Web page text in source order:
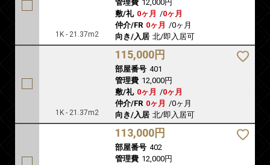
1K - 21.37m2
管理費 12,000円
敷/礼 0ヶ月 /0ヶ月
仲介/FR 0ヶ月 /0ヶ月
向き/入居 北/即入居可
1K - 21.37m2
115,000円
部屋番号 401
管理費 12,000円
敷/礼 0ヶ月 /0ヶ月
仲介/FR 0ヶ月 /0ヶ月
向き/入居 北/即入居可
113,000円
部屋番号 402
管理費 12,000円